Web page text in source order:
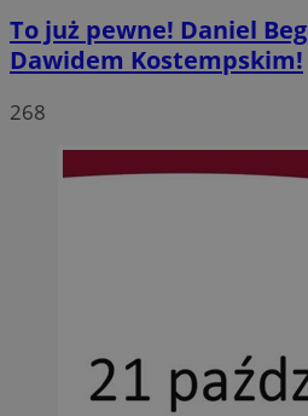
To już pewne! Daniel
Dawidem Kostempskim!
268